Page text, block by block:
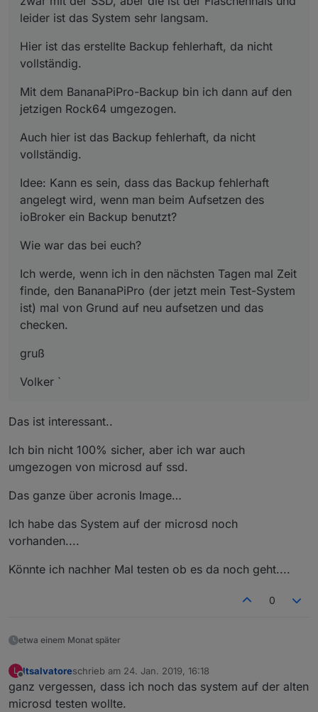
leider ist das System sehr langsam.
Hier ist das erstellte Backup fehlerhaft, da nicht
vollständig.
Mit dem BananaPiPro-Backup bin ich dann auf den
jetzigen Rock64 umgezogen.
Auch hier ist das Backup fehlerhaft, da nicht
vollständig.
Idee: Kann es sein, dass das Backup fehlerhaft
angelegt wird, wenn man beim Aufsetzen des
ioBroker ein Backup benutzt?
Wie war das bei euch?
Ich werde, wenn ich in den nächsten Tagen mal Zeit
finde, den BananaPiPro (der jetzt mein Test-System
ist) mal von Grund auf neu aufsetzen und das
checken.
gruß
Volker `
Das ist interessant..
Ich bin nicht 100% sicher, aber ich war auch
umgezogen von microsd auf ssd.
Das ganze über acronis Image…
Ich habe das System auf der microsd noch
vorhanden....
Könnte ich nachher Mal testen ob es da noch geht....
0
etwa einem Monat später
L ltsalvatoreschrieb am 24. Jan. 2019, 16:18
zuletzt editiert von
ganz vergessen, dass ich noch das system auf der alten
microsd testen wollte.